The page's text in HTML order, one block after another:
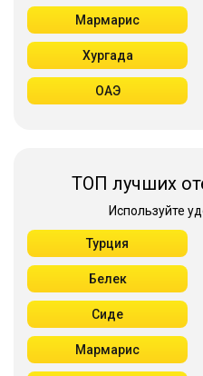
Мармарис
Хургада
ОАЭ
ТОП лучших
Используйте
Турция
Белек
Сиде
Мармарис